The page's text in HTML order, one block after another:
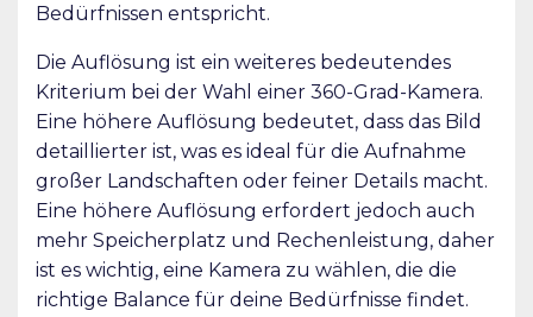
Bedürfnissen entspricht.
Die Auflösung ist ein weiteres bedeutendes
Kriterium bei der Wahl einer 360-Grad-Kamera.
Eine höhere Auflösung bedeutet, dass das Bild
detaillierter ist, was es ideal für die Aufnahme
großer Landschaften oder feiner Details macht.
Eine höhere Auflösung erfordert jedoch auch
mehr Speicherplatz und Rechenleistung, daher
ist es wichtig, eine Kamera zu wählen, die die
richtige Balance für deine Bedürfnisse findet.